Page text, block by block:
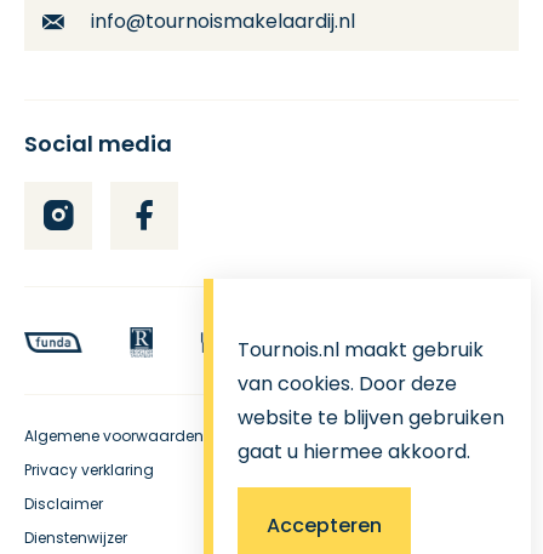
Tournois.nl maakt gebruik
van cookies. Door deze
website te blijven gebruiken
gaat u hiermee akkoord.
Accepteren
info@tournoismakelaardij.nl
Social media
Algemene voorwaarden
Privacy verklaring
Disclaimer
Dienstenwijzer